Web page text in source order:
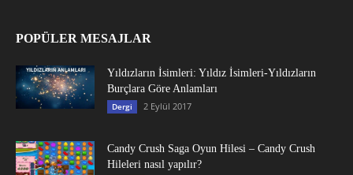
POPÜLER MESAJLAR
Yıldızların İsimleri: Yıldız İsimleri-Yıldızların
Burçlara Göre Anlamları
Dergi 2 Eylül 2017
Candy Crush Saga Oyun Hilesi – Candy Crush
Hileleri nasıl yapılır?